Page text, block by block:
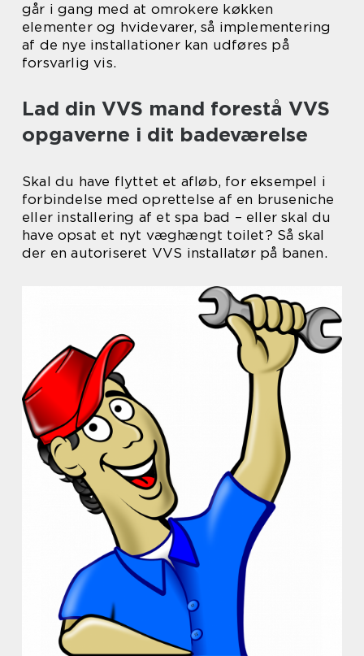
går i gang med at omrokere køkken
elementer og hvidevarer, så implementering
af de nye installationer kan udføres på
forsvarlig vis.
Lad din VVS mand forestå VVS
opgaverne i dit badeværelse
Skal du have flyttet et afløb, for eksempel i
forbindelse med oprettelse af en bruseniche
eller installering af et spa bad – eller skal du
have opsat et nyt væghængt toilet? Så skal
der en autoriseret VVS installatør på banen.